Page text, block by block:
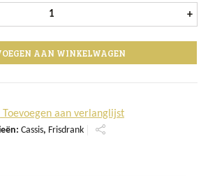
Royal Club Cassis Postmix 10 ltr+
AAN WINKELWAGEN
Toevoegen aan verlanglijst
Cassis, Frisdrank